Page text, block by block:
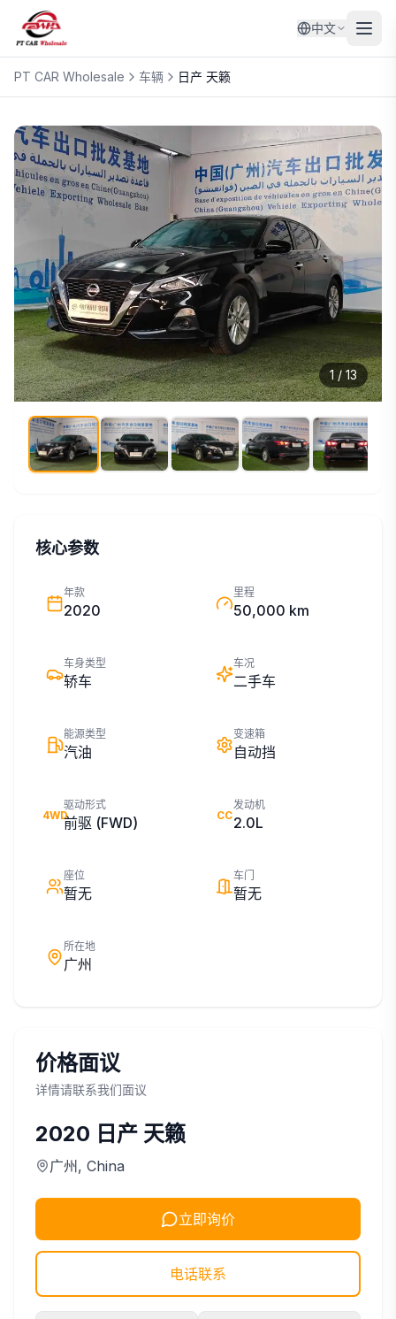
中文
PT CAR Wholesale 车辆 日产 天籁
1 / 13
核心参数
年款
2020
里程
50,000 km
车身类型
轿车
车况
二手车
能源类型
汽油
变速箱
自动挡
4WD
驱动形式
前驱 (FWD) CC
发动机
2.0L
座位
暂无
车门
暂无
所在地
广州
价格面议
详情请联系我们面议
2020 日产 天籁
广州 , China
立即询价
电话联系